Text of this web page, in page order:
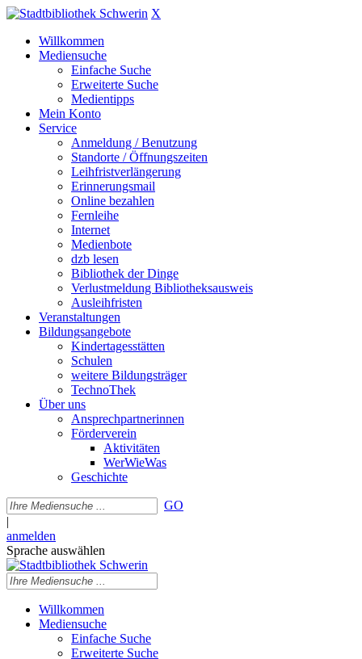
X
Willkommen
Mediensuche
Einfache Suche
Erweiterte Suche
Medientipps
Mein Konto
Service
Anmeldung / Benutzung
Standorte / Öffnungszeiten
Leihfristverlängerung
Erinnerungsmail
Online bezahlen
Fernleihe
Internet
Medienbote
dzb lesen
Bibliothek der Dinge
Verlustmeldung Bibliotheksausweis
Ausleihfristen
Veranstaltungen
Bildungsangebote
Kindertagesstätten
Schulen
weitere Bildungsträger
TechnoThek
Über uns
Ansprechpartnerinnen
Förderverein
Aktivitäten
WerWieWas
Geschichte
GO
|
anmelden
Sprache auswählen
Willkommen
Mediensuche
Einfache Suche
Erweiterte Suche